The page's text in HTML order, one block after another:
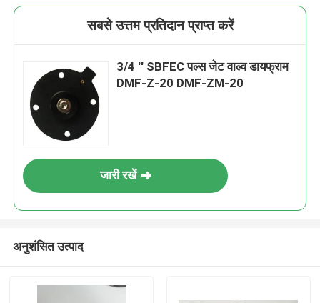
सबसे उत्तम प्रतिदान प्राप्त करें
3/4 '' SBFEC पल्स जेट वाल्व डायफ्राम
DMF-Z-20 DMF-ZM-20
जारी रखें
अनुशंसित उत्पाद